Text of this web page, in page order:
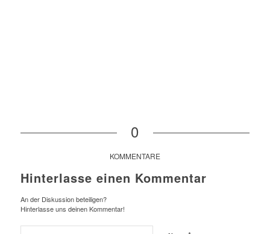
0
KOMMENTARE
Hinterlasse einen Kommentar
An der Diskussion beteiligen?
Hinterlasse uns deinen Kommentar!